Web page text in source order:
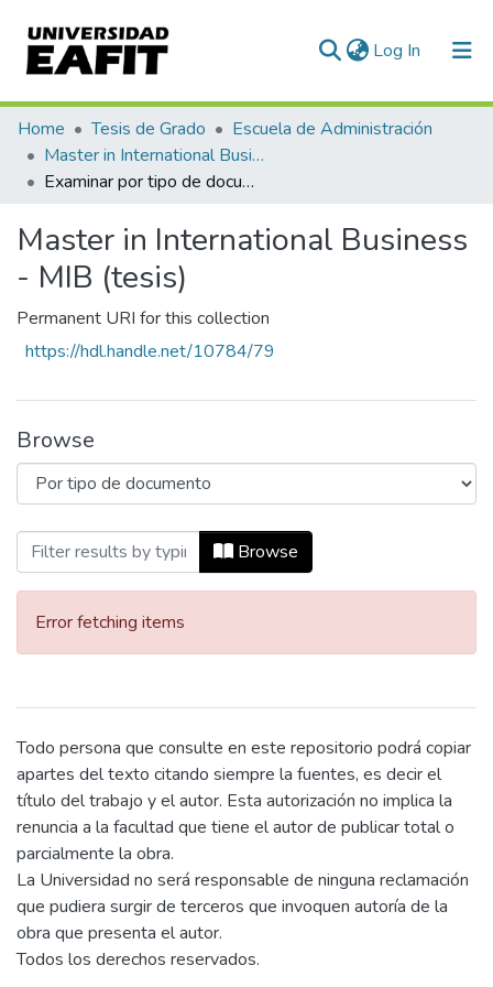
Log In (current)
Communities & Collections
All of DSpace
Home Tesis de Grado
Escuela de Administración
Master in International Business - MIB (tesis)
Examinar por tipo de documento
Master in International Business
- MIB (tesis)
Permanent URI for this collection
https://hdl.handle.net/10784/79
Browse
Browsing Master in International
Browse
Error fetching items
Todo persona que consulte en este repositorio podrá copiar
apartes del texto citando siempre la fuentes, es decir el
título del trabajo y el autor. Esta autorización no implica la
renuncia a la facultad que tiene el autor de publicar total o
parcialmente la obra.
La Universidad no será responsable de ninguna reclamación
que pudiera surgir de terceros que invoquen autoría de la
obra que presenta el autor.
Todos los derechos reservados.